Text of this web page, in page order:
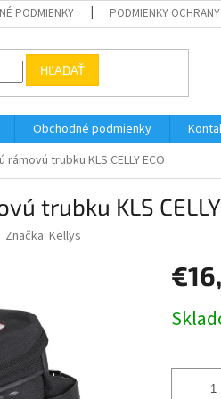
PODMIENKY PODMIENKY OCHRANY
HĽADAŤ
Obchodné podmienky
rámovú trubku KLS CELLY ECO
trubku KLS CELLY
Značka: Kellys
cena: